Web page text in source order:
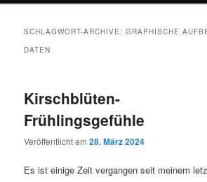
SCHLAGWORT-ARCHIVE:GRAPHISCHE
DATEN
Kirschblüten-
Frühlingsgefühle
Veröffentlicht am28. März 2024
Es ist einige Zeit vergangen seit meinem